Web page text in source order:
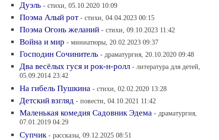
Дуэль - стихи, 05.10.2020 10:09
Поэма Алый рот - стихи, 04.04.2023 00:15
Поэма Огонь желаний - стихи, 09.10.2023 11:42
Война и мир - миниатюры, 20.02.2023 09:37
Господин Сочинитель - драматургия, 20.10.2020 09:48
Два весёлых гуся и рок-н-ролл - литература для детей,
05.09.2014 23:42
На гибель Пушкина - стихи, 02.02.2020 13:28
Детский взгляд - повести, 04.10.2021 11:42
Маленькая комедия Садовник Эдема - драматургия,
07.01.2019 04:29
Супчик - рассказы, 09.12.2025 08:51